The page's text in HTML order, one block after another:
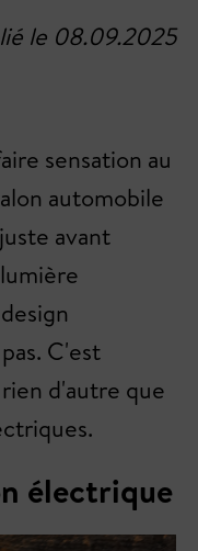
le 08.09.2025
sensation au
automobile
avant
C'est
d'autre que
électrique